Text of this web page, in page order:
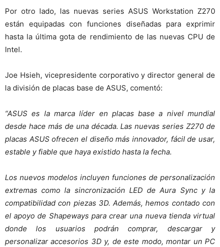
Por otro lado, las nuevas series ASUS Workstation Z270
están equipadas con funciones diseñadas para exprimir
hasta la última gota de rendimiento de las nuevas CPU de
Intel.
Joe Hsieh, vicepresidente corporativo y director general de
la división de placas base de ASUS, comentó:
“ASUS es la marca líder en placas base a nivel mundial
desde hace más de una década. Las nuevas series Z270 de
placas ASUS ofrecen el diseño más innovador, fácil de usar,
estable y fiable que haya existido hasta la fecha.
Los nuevos modelos incluyen funciones de personalización
extremas como la sincronización LED de Aura Sync y la
compatibilidad con piezas 3D. Además, hemos contado con
el apoyo de Shapeways para crear una nueva tienda virtual
donde los usuarios podrán comprar, descargar y
personalizar accesorios 3D y, de este modo, montar un PC